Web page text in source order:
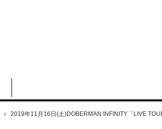
2019年11月16日(土)DOBERMAN INFINITY「LIVE